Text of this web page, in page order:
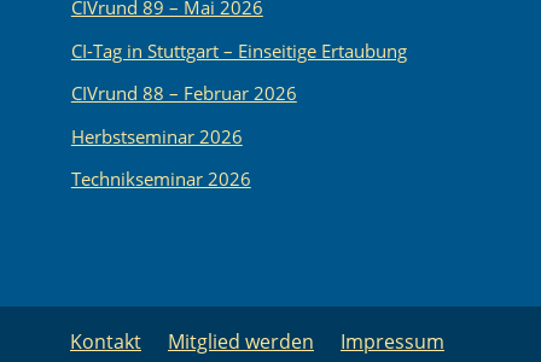
CIVrund 89 – Mai 2026
CI-Tag in Stuttgart – Einseitige Ertaubung
CIVrund 88 – Februar 2026
Herbstseminar 2026
Technikseminar 2026
Kontakt Mitglied werden Impressum